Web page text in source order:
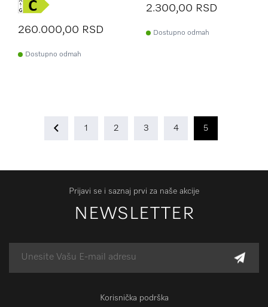
260.000,00 RSD
Dostupno odmah
2.300,00 RSD
Dostupno odmah
1 2 3 4 5
Prijavi se i saznaj prvi za naše akcije
NEWSLETTER
Korisnička podrška